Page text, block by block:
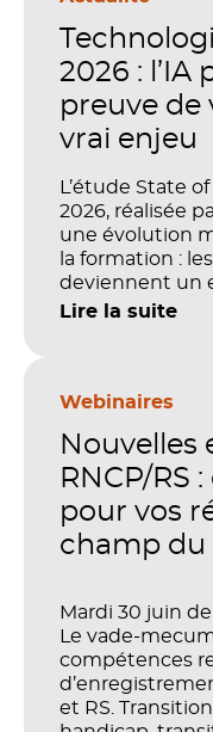
2026 : l’IA
preuve de
vrai enjeu
L’étude State
2026, réalisée
une évolution
la formation :
deviennent un
performance et
stratégique.
productivité et
Lire la suite
Webinaires
Nouvelles
RNCP/RS
pour vos
champ du
Mardi 30 juin de
Le vade-
compétences
et RS.